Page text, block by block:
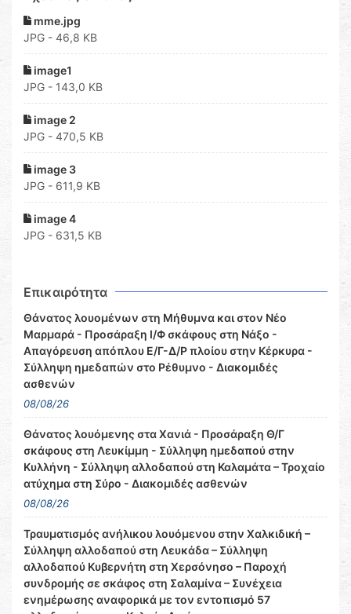
mme.jpg
JPG - 46,8 KB
image1
JPG - 143,0 KB
image 2
JPG - 470,5 KB
image 3
JPG - 611,9 KB
image 4
JPG - 631,5 KB
Επικαιρότητα
Θάνατος λουομένων στη Μήθυμνα και στον Νέο
Μαρμαρά - Προσάραξη Ι/Φ σκάφους στη Νάξο -
Απαγόρευση απόπλου Ε/Γ-Δ/Ρ πλοίου στην Κέρκυρα -
Σύλληψη ημεδαπών στο Ρέθυμνο - Διακομιδές
ασθενών
08/08/26
Θάνατος λουόμενης στα Χανιά - Προσάραξη Θ/Γ
σκάφους στη Λευκίμμη - Σύλληψη ημεδαπού στην
Κυλλήνη - Σύλληψη αλλοδαπού στη Καλαμάτα – Τροχαίο
ατύχημα στη Σύρο - Διακομιδές ασθενών
08/08/26
Τραυματισμός ανήλικου λουόμενου στην Χαλκιδική –
Σύλληψη αλλοδαπού στη Λευκάδα – Σύλληψη
αλλοδαπού Κυβερνήτη στη Χερσόνησο – Παροχή
συνδρομής σε σκάφος στη Σαλαμίνα – Συνέχεια
ενημέρωσης αναφορικά με τον εντοπισμό 57